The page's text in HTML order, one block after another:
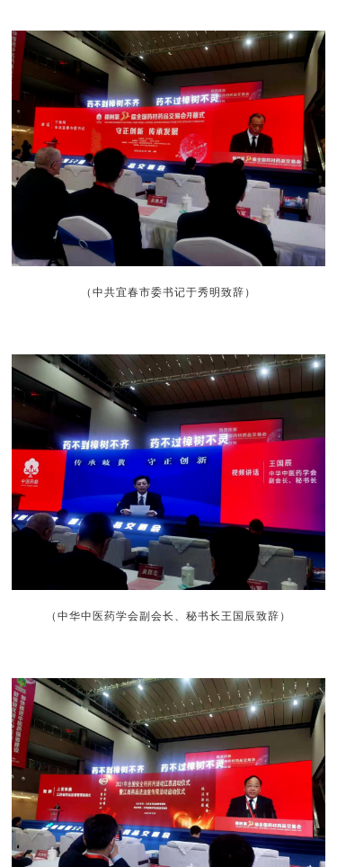
（中共宜春市委书记于秀明致辞 ）
（中华中医药学会副会长、秘书长王国辰致辞 ）